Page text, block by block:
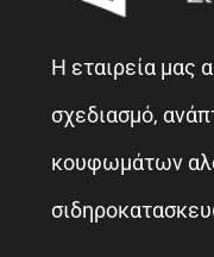
Η εταιρεία μας
σχεδιασμό,
κουφωμάτων